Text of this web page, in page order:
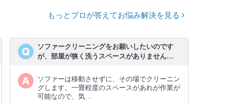
もっとプロが答えてお悩み解決を見る
ソファークリーニングをお願いしたいのです
が、部屋が狭く洗うスペースがありません…
ソファーは移動させずに、その場でクリーニン
グします。一畳程度のスペースがあれが作業が
可能なので、気…